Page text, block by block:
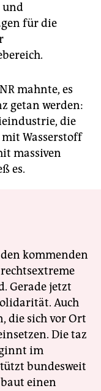
und
für die
mahnte, es
getan werden:
die
Wasserstoff
massiven
es.
kommenden
Gerade jetzt
Auch
die sich vor Ort
Die taz
im
bundesweit
einen